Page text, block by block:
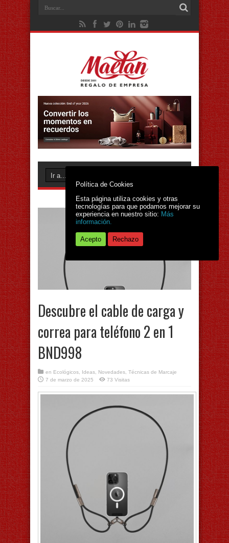
Descubre el cable de carga y
correa para teléfono 2 en 1
BND998
en Ecológicos Ideas Novedades Técnicas de Marcaje
7 de marzo de 2025
73 Visitas
Política de Cookies
Esta página utiliza cookies y otras
tecnologías para que podamos mejorar su
experiencia en nuestro sitio: Más
información.
Acepto Rechazo